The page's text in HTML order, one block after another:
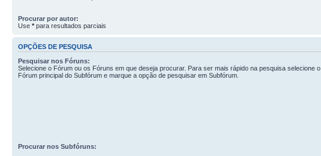
Procurar por autor:
Use * para resultados parciais
OPÇÕES DE PESQUISA
Pesquisar nos Fóruns:
Selecione o Fórum ou os Fóruns em que deseja procurar. Para ser mais rápido na pesquisa selecione o
Fórum principal do Subfórum e marque a opção de pesquisar em Subfórum.
Procurar nos Subfóruns: